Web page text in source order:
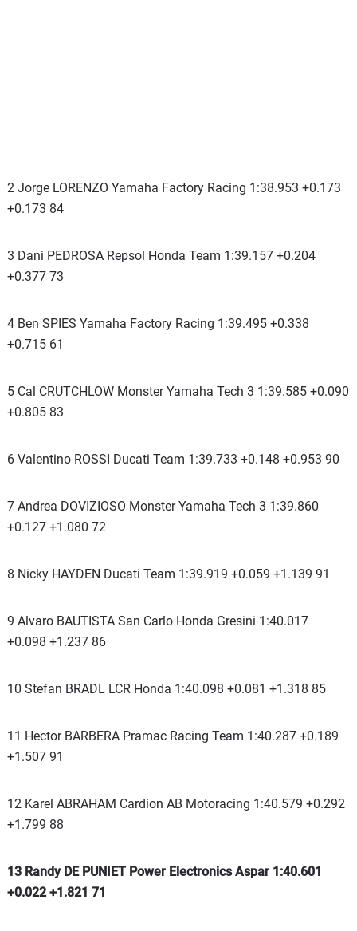
2 Jorge LORENZO Yamaha Factory Racing 1:38.953 +0.173
+0.173 84
3 Dani PEDROSA Repsol Honda Team 1:39.157 +0.204
+0.377 73
4 Ben SPIES Yamaha Factory Racing 1:39.495 +0.338
+0.715 61
5 Cal CRUTCHLOW Monster Yamaha Tech 3 1:39.585 +0.090
+0.805 83
6 Valentino ROSSI Ducati Team 1:39.733 +0.148 +0.953 90
7 Andrea DOVIZIOSO Monster Yamaha Tech 3 1:39.860
+0.127 +1.080 72
8 Nicky HAYDEN Ducati Team 1:39.919 +0.059 +1.139 91
9 Alvaro BAUTISTA San Carlo Honda Gresini 1:40.017
+0.098 +1.237 86
10 Stefan BRADL LCR Honda 1:40.098 +0.081 +1.318 85
11 Hector BARBERA Pramac Racing Team 1:40.287 +0.189
+1.507 91
12 Karel ABRAHAM Cardion AB Motoracing 1:40.579 +0.292
+1.799 88
13 Randy DE PUNIET Power Electronics Aspar 1:40.601
+0.022 +1.821 71